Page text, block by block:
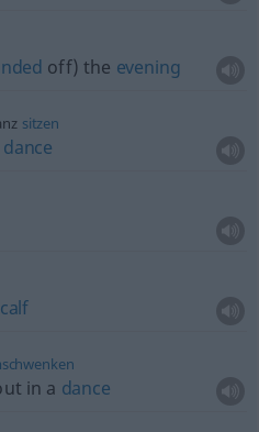
off) the evening
sitzen
dance
calf
in a dance